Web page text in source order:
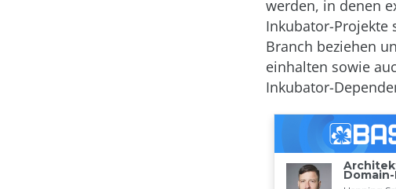
werden, in denen
Inkubator-Projekte
Branch beziehen
einhalten sowie
Inkubator-